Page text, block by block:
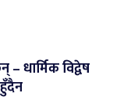
धार्मिक विद्वेष